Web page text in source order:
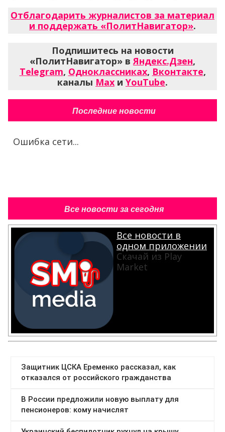
Отблагодарить журналистов за материал
и поддержать «ПолитНавигатор».
Подпишитесь на новости
«ПолитНавигатор» вЯндекс.Дзен,
Telegram, Одноклассниках, Вконтакте,
каналы Max и YouTube.
Последние новости
Ошибка сети...
Все новости за сегодня
Все новости в
одном приложении
Скачай из Play
Market